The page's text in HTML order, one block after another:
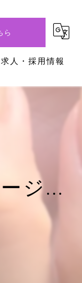
ら
求人・採用情報
ジ...